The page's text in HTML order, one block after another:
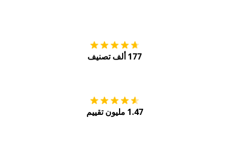
177 ألف تصنيف
1.47 مليون تقييم